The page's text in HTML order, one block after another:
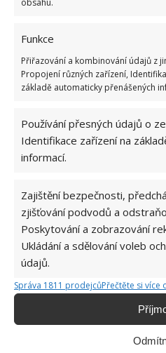
obsahu.
Funkce
Přiřazování a kombinování údajů z
Propojení různých zařízení,
základě automaticky přenášených
Používání přesných údajů o
Identifikace zařízení na
informací.
Zajištění bezpečnosti,
zjišťování podvodů a
Poskytování a zobrazování
Ukládání a sdělování voleb
údajů.
Správa 1811 prodejcůPřečtěte si více
DOMÁCNOST
Spolehlivé čistidlo
nejen koupelnu.
Jeden z